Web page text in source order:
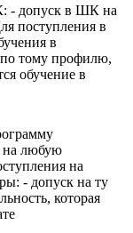
- допуск в ШК на
поступления в
в
по тому профилю,
обучение в
на любую
на
- допуск на ту
которая